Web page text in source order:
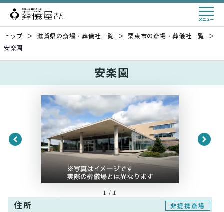
トップ ＞ 滋賀県の斎場・葬儀社一覧 ＞ 栗東市の斎場・葬儀社一覧
＞
安楽園
安楽園
1 / 1
住所 非提携斎場